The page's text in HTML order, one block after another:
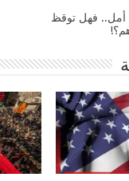
أمل.. فهل توقظ